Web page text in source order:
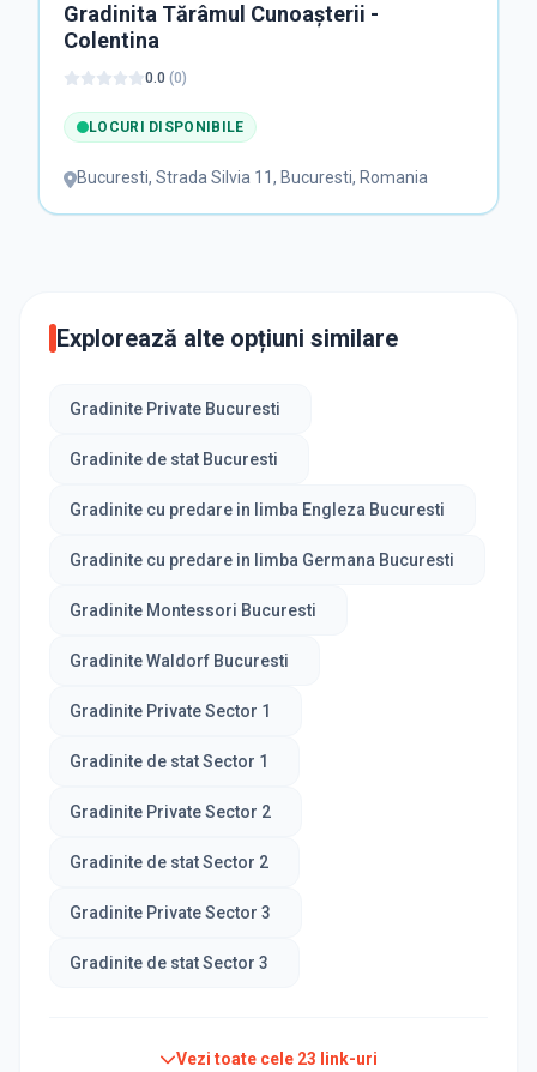
Gradinita Tărâmul Cunoașterii -
Colentina
0.0 (0)
LOCURI DISPONIBILE
Bucuresti, Strada Silvia 11, Bucuresti, Romania
Explorează alte opțiuni similare
Gradinite Private Bucuresti
Gradinite de stat Bucuresti
Gradinite cu predare in limba Engleza Bucuresti
Gradinite cu predare in limba Germana Bucuresti
Gradinite Montessori Bucuresti
Gradinite Waldorf Bucuresti
Gradinite Private Sector 1
Gradinite de stat Sector 1
Gradinite Private Sector 2
Gradinite de stat Sector 2
Gradinite Private Sector 3
Gradinite de stat Sector 3
Vezi toate cele 23 link-uri